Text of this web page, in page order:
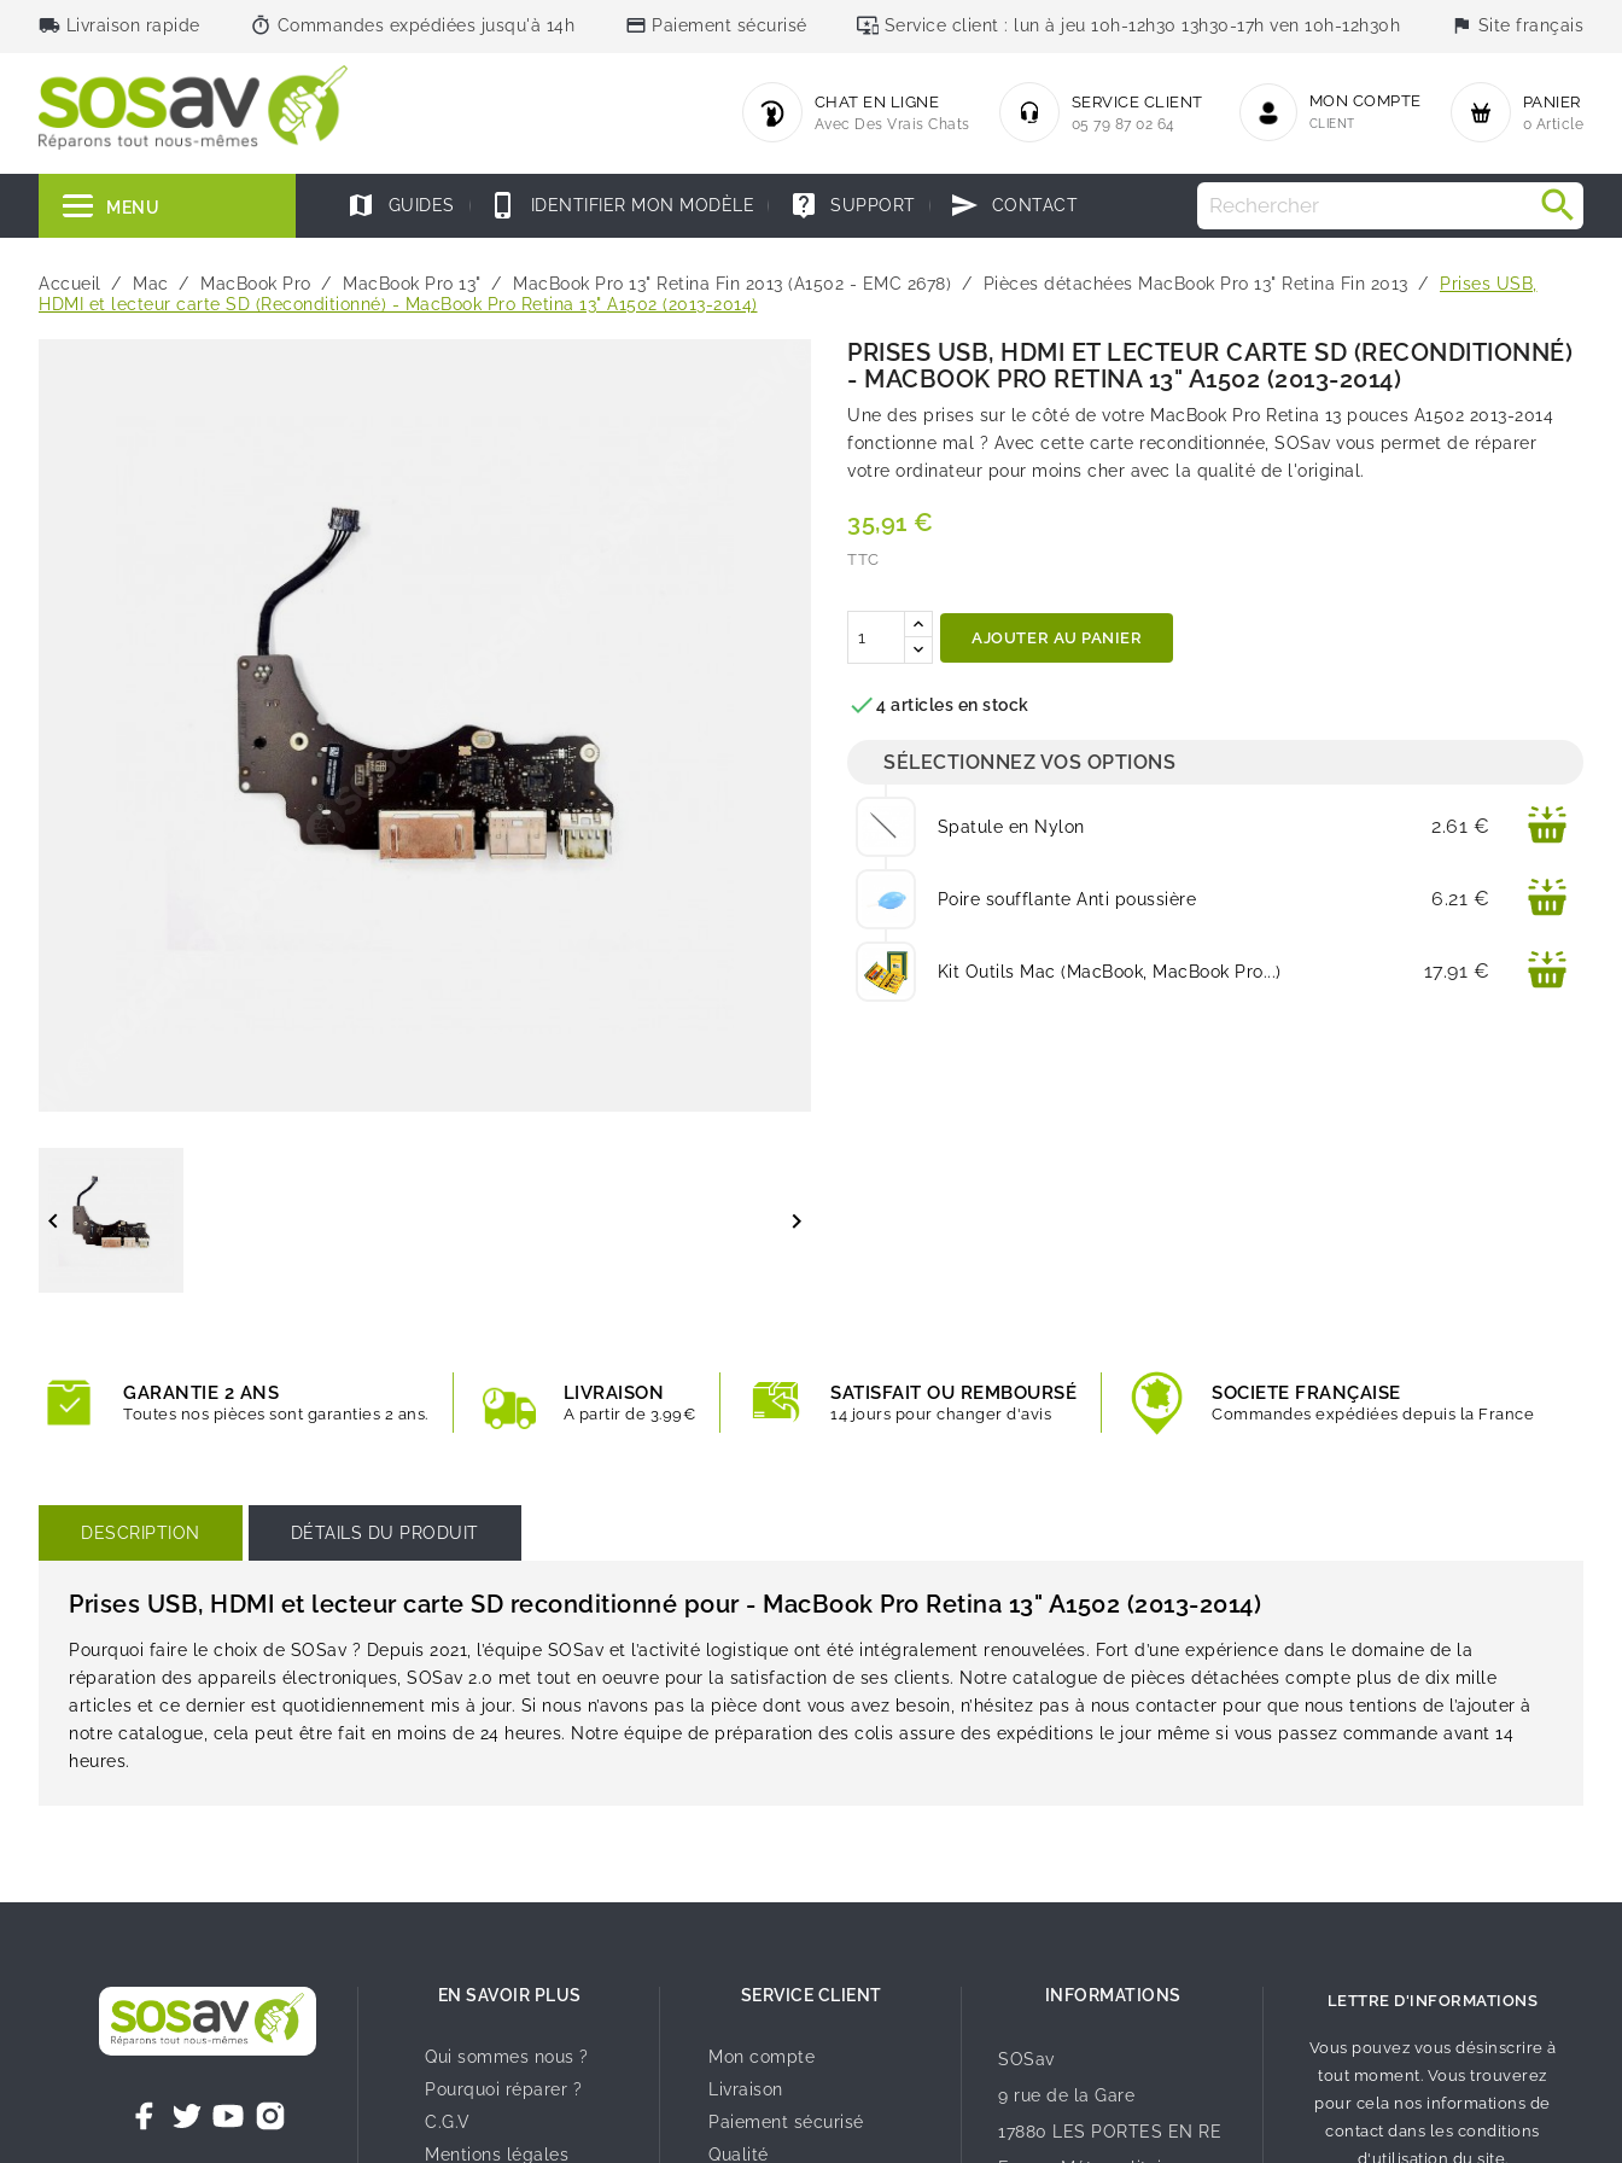
local_shipping Livraison rapide timer Commandes expédiées jusqu'à 14h credit_card Paiement sécurisé important_devices Service client : lun à jeu 10h-12h30 13h30-17h ven 10h-12h30h flag Site français
PANIER
0 Article
MON COMPTE
CLIENT
SERVICE CLIENT
05 79 87 02 64
CHAT EN LIGNE
Avec Des Vrais Chats
MENU map GUIDES phone_iphone IDENTIFIER MON MODÈLE live_help SUPPORT send CONTACT
Accueil Mac MacBook Pro MacBook Pro 13" MacBook Pro 13" Retina Fin 2013 (A1502 - EMC 2678) Pièces détachées MacBook Pro 13" Retina Fin 2013
Prises USB,
HDMI et lecteur carte SD (Reconditionné) - MacBook Pro Retina 13" A1502 (2013-2014)
 
PRISES USB, HDMI ET LECTEUR CARTE SD (RECONDITIONNÉ)
- MACBOOK PRO RETINA 13" A1502 (2013-2014)
Une des prises sur le côté de votre MacBook Pro Retina 13 pouces A1502 2013-2014
fonctionne mal ? Avec cette carte reconditionnée, SOSav vous permet de réparer
votre ordinateur pour moins cher avec la qualité de l'original.
35,91 €
TTC
AJOUTER AU PANIER
4 articles en stock
SÉLECTIONNEZ VOS OPTIONS
Spatule en Nylon Prix
2.61 €
Poire soufflante Anti poussière Prix
6.21 €
Kit Outils Mac (MacBook, MacBook Pro...) Prix
17.91 €
GARANTIE 2 ANS
Toutes nos pièces sont garanties 2 ans.
LIVRAISON
A partir de 3.99€
SATISFAIT OU REMBOURSÉ
14 jours pour changer d'avis
SOCIETE FRANÇAISE
Commandes expédiées depuis la France
DESCRIPTION DÉTAILS DU PRODUIT
Prises USB, HDMI et lecteur carte SD reconditionné pour - MacBook Pro Retina 13" A1502 (2013-2014)
Pourquoi faire le choix de SOSav ? Depuis 2021, l’équipe SOSav et l’activité logistique ont été intégralement renouvelées. Fort d’une expérience dans le domaine de la
réparation des appareils électroniques, SOSav 2.0 met tout en oeuvre pour la satisfaction de ses clients. Notre catalogue de pièces détachées compte plus de dix mille
articles et ce dernier est quotidiennement mis à jour. Si nous n’avons pas la pièce dont vous avez besoin, n’hésitez pas à nous contacter pour que nous tentions de l’ajouter à
notre catalogue, cela peut être fait en moins de 24 heures. Notre équipe de préparation des colis assure des expéditions le jour même si vous passez commande avant 14
heures.
EN SAVOIR PLUS
Qui sommes nous ?
Pourquoi réparer ?
C.G.V
Mentions légales
SERVICE CLIENT
Mon compte
Livraison
Paiement sécurisé
Qualité
INFORMATIONS
SOSav
9 rue de la Gare
17880 LES PORTES EN RE
LETTRE D'INFORMATIONS
Vous pouvez vous désinscrire à
tout moment. Vous trouverez
pour cela nos informations de
contact dans les conditions
d'utilisation du site.